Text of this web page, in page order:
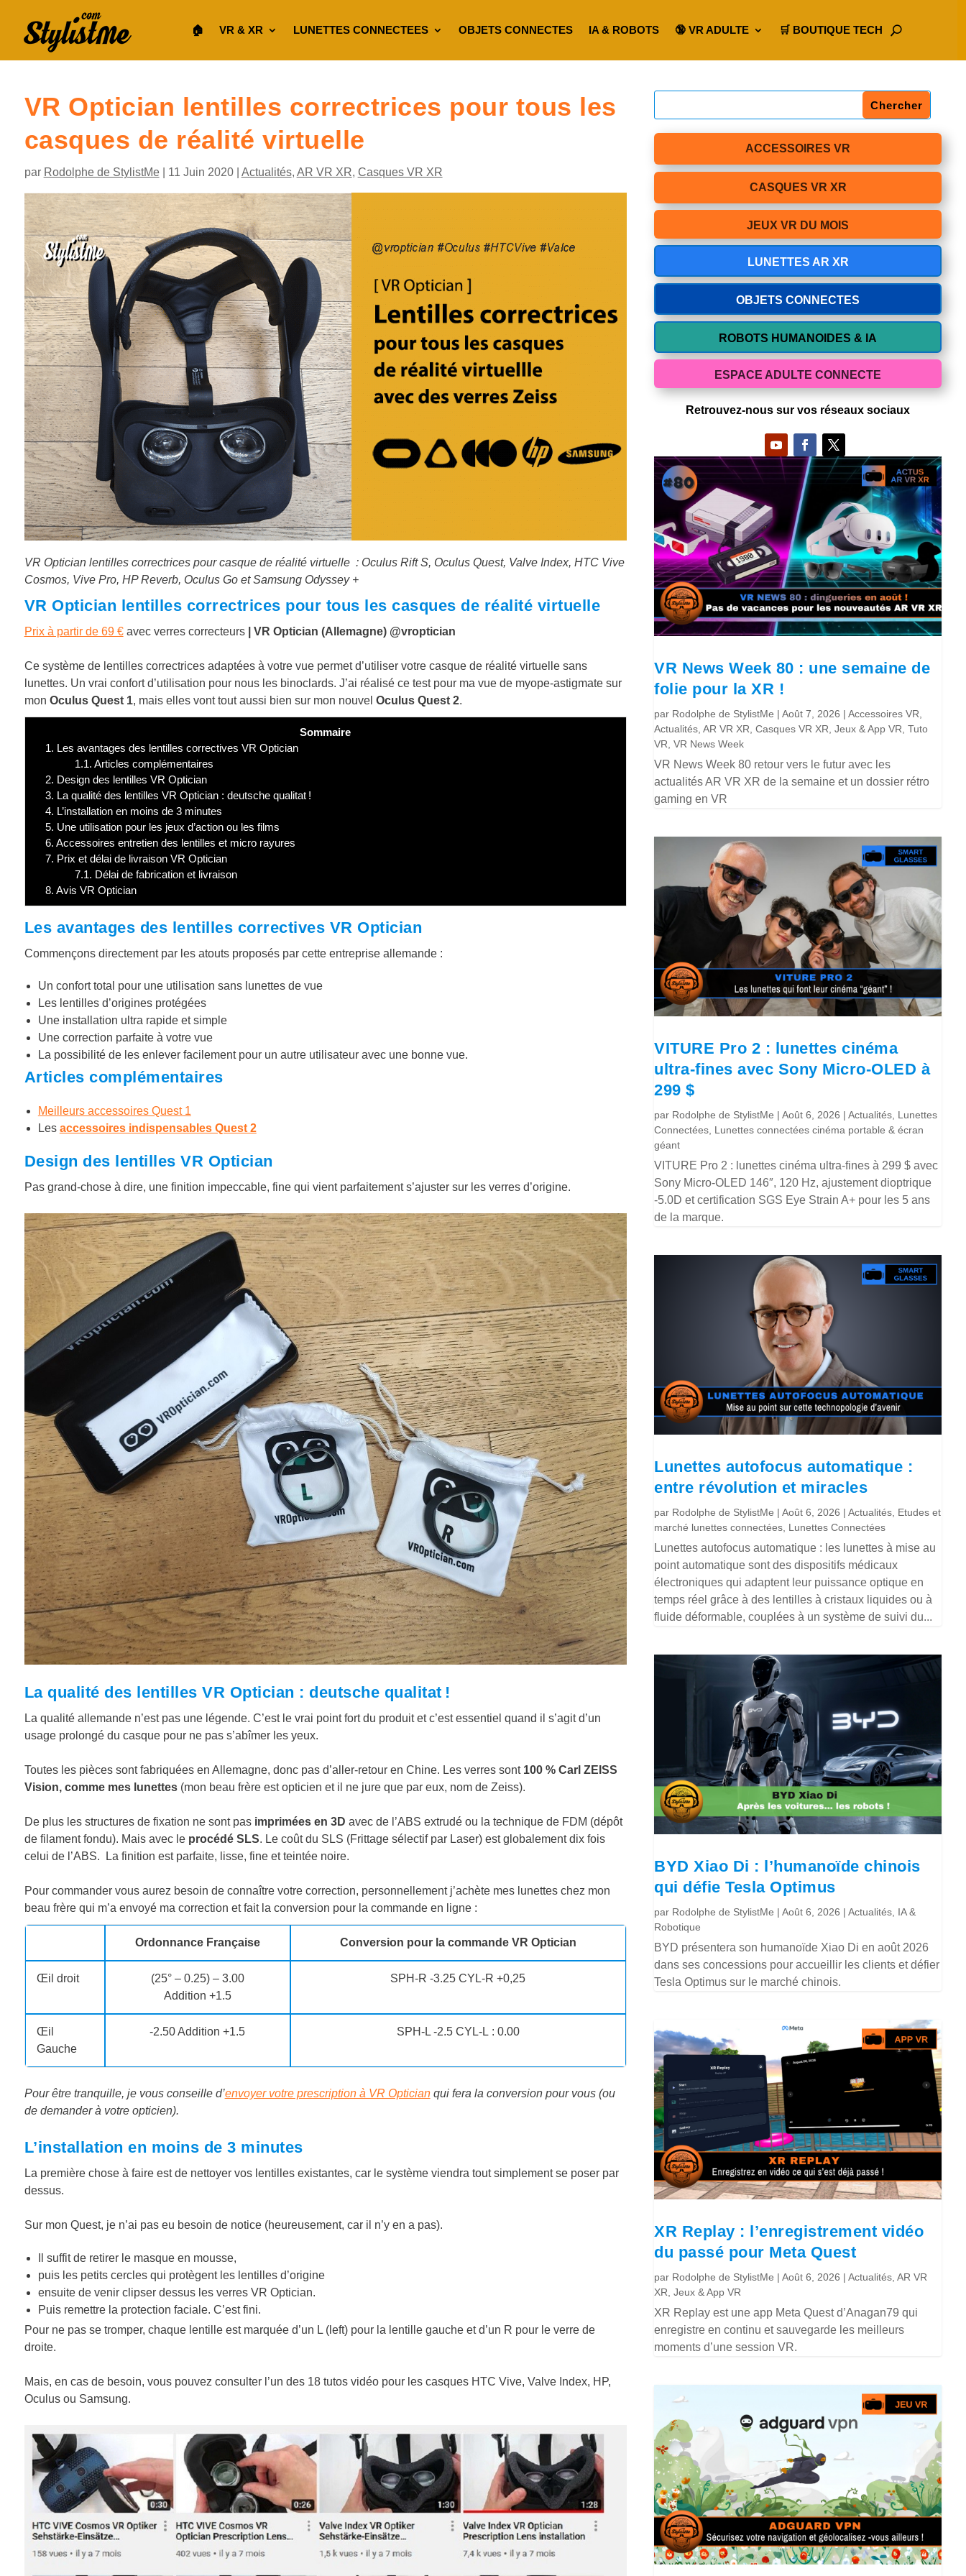
🏠︎ VR & XR LUNETTES CONNECTEES OBJETS CONNECTES IA & ROBOTS 🔞 VR ADULTE 🛒 BOUTIQUE TECH
VR Optician lentilles correctrices pour tous les
casques de réalité virtuelle
par Rodolphe de StylistMe| 11 Juin 2020| Actualités, AR VR XR, Casques VR XR
VR Optician lentilles correctrices pour casque de réalité virtuelle : Oculus Rift S, Oculus Quest, Valve Index, HTC Vive
Cosmos, Vive Pro, HP Reverb, Oculus Go et Samsung Odyssey +
VR Optician lentilles correctrices pour tous les casques de réalité virtuelle
Prix à partir de 69 €avec verres correcteurs| VR Optician (Allemagne) @vroptician
Ce système de lentilles correctrices adaptées à votre vue permet d’utiliser votre casque de réalité virtuelle sans
lunettes. Un vrai confort d’utilisation pour nous les binoclards. J’ai réalisé ce test pour ma vue de myope-astigmate sur
mon Oculus Quest 1, mais elles vont tout aussi bien sur mon nouvel Oculus Quest 2.
Sommaire
1. Les avantages des lentilles correctives VR Optician
1.1. Articles complémentaires
2. Design des lentilles VR Optician
3. La qualité des lentilles VR Optician : deutsche qualitat !
4. L’installation en moins de 3 minutes
5. Une utilisation pour les jeux d’action ou les films
6. Accessoires entretien des lentilles et micro rayures
7. Prix et délai de livraison VR Optician
7.1. Délai de fabrication et livraison
8. Avis VR Optician
Les avantages des lentilles correctives VR Optician
Commençons directement par les atouts proposés par cette entreprise allemande :
Un confort total pour une utilisation sans lunettes de vue
Les lentilles d’origines protégées
Une installation ultra rapide et simple
Une correction parfaite à votre vue
La possibilité de les enlever facilement pour un autre utilisateur avec une bonne vue.
Articles complémentaires
Meilleurs accessoires Quest 1
Les accessoires indispensables Quest 2
Design des lentilles VR Optician
Pas grand-chose à dire, une finition impeccable, fine qui vient parfaitement s’ajuster sur les verres d’origine.
La qualité des lentilles VR Optician : deutsche qualitat !
La qualité allemande n’est pas une légende. C’est le vrai point fort du produit et c’est essentiel quand il s’agit d’un
usage prolongé du casque pour ne pas s’abîmer les yeux.
Toutes les pièces sont fabriquées en Allemagne, donc pas d’aller-retour en Chine. Les verres sont100 % Carl ZEISS
Vision, comme mes lunettes (mon beau frère est opticien et il ne jure que par eux, nom de Zeiss).
De plus les structures de fixation ne sont pas imprimées en 3D avec de l’ABS extrudé ou la technique de FDM (dépôt
de filament fondu). Mais avec le procédé SLS. Le coût du SLS (Frittage sélectif par Laser) est globalement dix fois
celui de l’ABS. La finition est parfaite, lisse, fine et teintée noire.
Pour commander vous aurez besoin de connaître votre correction, personnellement j’achète mes lunettes chez mon
beau frère qui m’a envoyé ma correction et fait la conversion pour la commande en ligne :
Ordonnance Française Conversion pour la commande VR Optician
Œil droit
(25° – 0.25) – 3.00
Addition +1.5
SPH-R -3.25 CYL-R +0,25
Œil
Gauche
-2.50 Addition +1.5 SPH-L -2.5 CYL-L : 0.00
Pour être tranquille, je vous conseille d’envoyer votre prescription à VR Opticianqui fera la conversion pour vous (ou
de demander à votre opticien).
L’installation en moins de 3 minutes
La première chose à faire est de nettoyer vos lentilles existantes, car le système viendra tout simplement se poser par
dessus.
Sur mon Quest, je n’ai pas eu besoin de notice (heureusement, car il n’y en a pas).
Il suffit de retirer le masque en mousse,
puis les petits cercles qui protègent les lentilles d’origine
ensuite de venir clipser dessus les verres VR Optician.
Puis remettre la protection faciale. C’est fini.
Pour ne pas se tromper, chaque lentille est marquée d’un L (left) pour la lentille gauche et d’un R pour le verre de
droite.
Mais, en cas de besoin, vous pouvez consulter l’un des 18 tutos vidéo pour les casques HTC Vive, Valve Index, HP,
Oculus ou Samsung.
ACCESSOIRES VR
CASQUES VR XR
JEUX VR DU MOIS
LUNETTES AR XR
OBJETS CONNECTES
ROBOTS HUMANOIDES & IA
ESPACE ADULTE CONNECTE
Retrouvez-nous sur vos réseaux sociaux
VR News Week 80 : une semaine de
folie pour la XR !
par Rodolphe de StylistMe |Août 7, 2026 |Accessoires VR
Actualités ,AR VR XR ,Casques VR XR ,Jeux & App VR ,Tuto
VR ,VR News Week
VR News Week 80 retour vers le futur avec les
actualités AR VR XR de la semaine et un dossier rétro
gaming en VR
VITURE Pro 2 : lunettes cinéma
ultra-fines avec Sony Micro-OLED à
299 $
par Rodolphe de StylistMe |Août 6, 2026 |Actualités Lunettes
Connectées Lunettes connectées cinéma portable & écran
géant
VITURE Pro 2 : lunettes cinéma ultra-fines à 299 $ avec
Sony Micro-OLED 146″, 120 Hz, ajustement dioptrique
-5.0D et certification SGS Eye Strain A+ pour les 5 ans
de la marque.
Lunettes autofocus automatique :
entre révolution et miracles
par Rodolphe de StylistMe |Août 6, 2026 |Actualités Etudes et
marché lunettes connectées Lunettes Connectées
Lunettes autofocus automatique : les lunettes à mise au
point automatique sont des dispositifs médicaux
électroniques qui adaptent leur puissance optique en
temps réel grâce à des lentilles à cristaux liquides ou à
fluide déformable, couplées à un système de suivi du...
BYD Xiao Di : l’humanoïde chinois
qui défie Tesla Optimus
par Rodolphe de StylistMe |Août 6, 2026 |Actualités IA &
Robotique
BYD présentera son humanoïde Xiao Di en août 2026
dans ses concessions pour accueillir les clients et défier
Tesla Optimus sur le marché chinois.
XR Replay : l’enregistrement vidéo
du passé pour Meta Quest
par Rodolphe de StylistMe |Août 6, 2026 |Actualités ,AR VR
XR ,Jeux & App VR
XR Replay est une app Meta Quest d’Anagan79 qui
enregistre en continu et sauvegarde les meilleurs
moments d’une session VR.